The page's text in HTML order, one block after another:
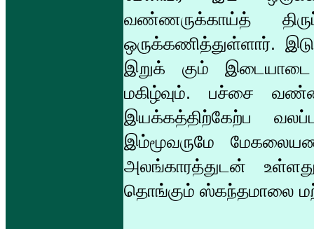
வண்ணருக்காய்த்
ஒருக்கணித்துள்ளார்.
இறுக் கும் இடையாடை
மகிழ்வும். பச்சை
இயக்கத்திற்கேற்ப
இம்மூவருமே
அலங்காரத்துடன்
தொங்கும் ஸ்கந்தமாலை